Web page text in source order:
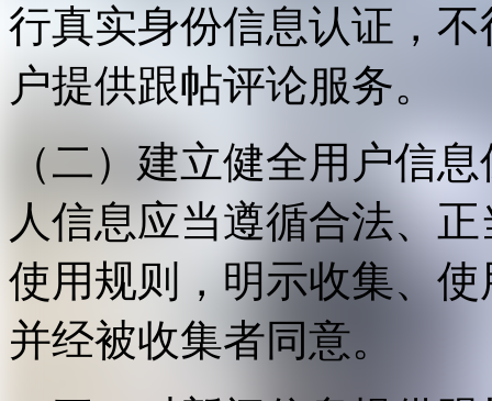
行真实身份信息认证，
户提供跟帖评论服务。
（二）建立健全用户信
人信息应当遵循合法、
使用规则，明示收集、
并经被收集者同意。